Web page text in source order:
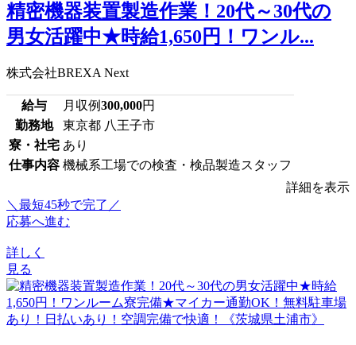
精密機器装置製造作業！20代～30代の
男女活躍中★時給1,650円！ワンル...
株式会社BREXA Next
給与 月収例300,000円
勤務地
東京都 八王子市
寮・社宅 あり
仕事内容 機械系工場での検査・検品製造スタッフ
詳細を表示
＼最短45秒で完了／
応募へ進む
詳しく
見る